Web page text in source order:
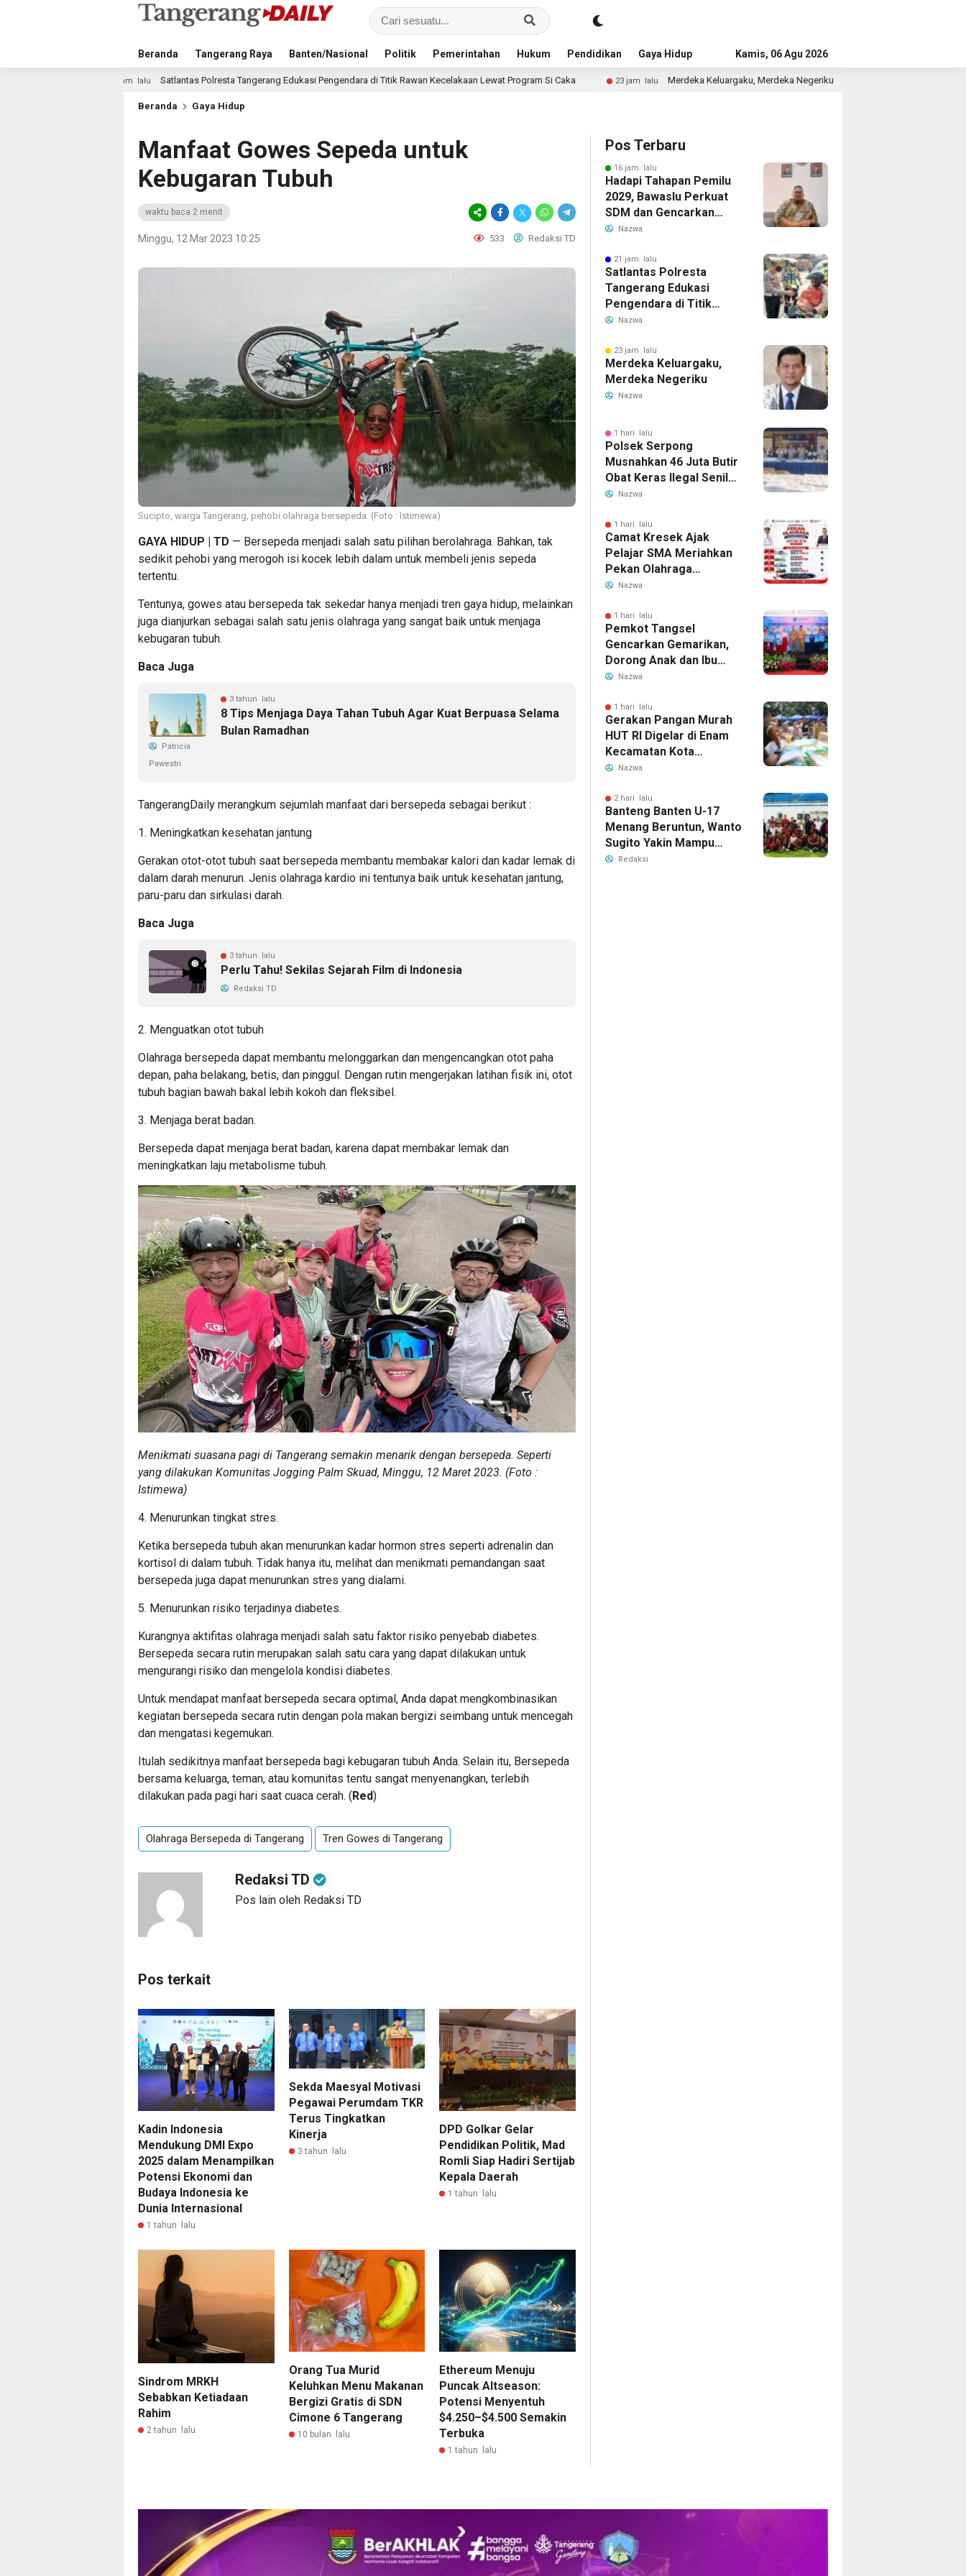
Beranda Tangerang Raya Banten/Nasional Politik Pemerintahan Hukum Pendidikan Gaya Hidup AdvertorialKamis, 06 Agu 2026
Satlantas Polresta Tangerang Edukasi Pengendara di Titik Rawan Kecelakaan Lewat Program Si Caka 23 jam lalu Merdeka Keluargaku, Merdeka Negeriku 1 hari lalu Polsek Serpong Musnahkan 46 Juta
Beranda Gaya Hidup
Manfaat Gowes Sepeda untuk
Kebugaran Tubuh
waktu baca 2 menit
Minggu, 12 Mar 2023 10:25 533 Redaksi TD
Sucipto, warga Tangerang, pehobi olahraga bersepeda. (Foto : Istimewa)
GAYA HIDUP | TD — Bersepeda menjadi salah satu pilihan berolahraga. Bahkan, tak
sedikit pehobi yang merogoh isi kocek lebih dalam untuk membeli jenis sepeda
tertentu.
Tentunya, gowes atau bersepeda tak sekedar hanya menjadi tren gaya hidup, melainkan
juga dianjurkan sebagai salah satu jenis olahraga yang sangat baik untuk menjaga
kebugaran tubuh.
Baca Juga
3 tahun lalu
8 Tips Menjaga Daya Tahan Tubuh Agar Kuat Berpuasa Selama
Bulan Ramadhan
Patricia
Pawestri
TangerangDaily merangkum sejumlah manfaat dari bersepeda sebagai berikut :
1. Meningkatkan kesehatan jantung
Gerakan otot-otot tubuh saat bersepeda membantu membakar kalori dan kadar lemak di
dalam darah menurun. Jenis olahraga kardio ini tentunya baik untuk kesehatan jantung,
paru-paru dan sirkulasi darah.
Baca Juga
3 tahun lalu
Perlu Tahu! Sekilas Sejarah Film di Indonesia
Redaksi TD
2. Menguatkan otot tubuh
Olahraga bersepeda dapat membantu melonggarkan dan mengencangkan otot paha
depan, paha belakang, betis, dan pinggul. Dengan rutin mengerjakan latihan fisik ini, otot
tubuh bagian bawah bakal lebih kokoh dan fleksibel.
3. Menjaga berat badan.
Bersepeda dapat menjaga berat badan, karena dapat membakar lemak dan
meningkatkan laju metabolisme tubuh.
Menikmati suasana pagi di Tangerang semakin menarik dengan bersepeda. Seperti
yang dilakukan Komunitas Jogging Palm Skuad, Minggu, 12 Maret 2023. (Foto :
Istimewa)
4. Menurunkan tingkat stres.
Ketika bersepeda tubuh akan menurunkan kadar hormon stres seperti adrenalin dan
kortisol di dalam tubuh. Tidak hanya itu, melihat dan menikmati pemandangan saat
bersepeda juga dapat menurunkan stres yang dialami.
5. Menurunkan risiko terjadinya diabetes.
Kurangnya aktifitas olahraga menjadi salah satu faktor risiko penyebab diabetes.
Bersepeda secara rutin merupakan salah satu cara yang dapat dilakukan untuk
mengurangi risiko dan mengelola kondisi diabetes.
Untuk mendapat manfaat bersepeda secara optimal, Anda dapat mengkombinasikan
kegiatan bersepeda secara rutin dengan pola makan bergizi seimbang untuk mencegah
dan mengatasi kegemukan.
Itulah sedikitnya manfaat bersepeda bagi kebugaran tubuh Anda. Selain itu, Bersepeda
bersama keluarga, teman, atau komunitas tentu sangat menyenangkan, terlebih
dilakukan pada pagi hari saat cuaca cerah. (Red)
Olahraga Bersepeda di Tangerang Tren Gowes di Tangerang
Redaksi TD
Pos lain oleh Redaksi TD
Pos terkait
Kadin Indonesia
Mendukung DMI Expo
2025 dalam Menampilkan
Potensi Ekonomi dan
Budaya Indonesia ke
Dunia Internasional
1 tahun lalu
Sekda Maesyal Motivasi
Pegawai Perumdam TKR
Terus Tingkatkan
Kinerja
3 tahun lalu
DPD Golkar Gelar
Pendidikan Politik, Mad
Romli Siap Hadiri Sertijab
Kepala Daerah
1 tahun lalu
Sindrom MRKH
Sebabkan Ketiadaan
Rahim
2 tahun lalu
Orang Tua Murid
Keluhkan Menu Makanan
Bergizi Gratis di SDN
Cimone 6 Tangerang
10 bulan lalu
Ethereum Menuju
Puncak Altseason:
Potensi Menyentuh
$4.250–$4.500 Semakin
Terbuka
1 tahun lalu
Pos Terbaru
16 jam lalu
Hadapi Tahapan Pemilu
2029, Bawaslu Perkuat
SDM dan Gencarkan
Pendidikan Demokrasi
Nazwa
21 jam lalu
Satlantas Polresta
Tangerang Edukasi
Pengendara di Titik
Rawan Kecelakaan
Nazwa
23 jam lalu
Merdeka Keluargaku,
Merdeka Negeriku
Nazwa
1 hari lalu
Polsek Serpong
Musnahkan 46 Juta Butir
Obat Keras Ilegal Senilai
Rp230 Miliar
Nazwa
1 hari lalu
Camat Kresek Ajak
Pelajar SMA Meriahkan
Pekan Olahraga
Kecamatan Kresek 2026
Nazwa
1 hari lalu
Pemkot Tangsel
Gencarkan Gemarikan,
Dorong Anak dan Ibu
Hamil Penuhi Protein
Nazwa
1 hari lalu
Gerakan Pangan Murah
HUT RI Digelar di Enam
Kecamatan Kota
Tangerang, Catat
Nazwa
2 hari lalu
Banteng Banten U-17
Menang Beruntun, Wanto
Sugito Yakin Mampu
Juara Soekarno Cup
Redaksi